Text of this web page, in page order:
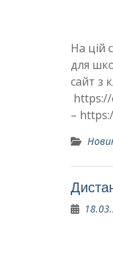
На цій
для
сайт з
https://
–